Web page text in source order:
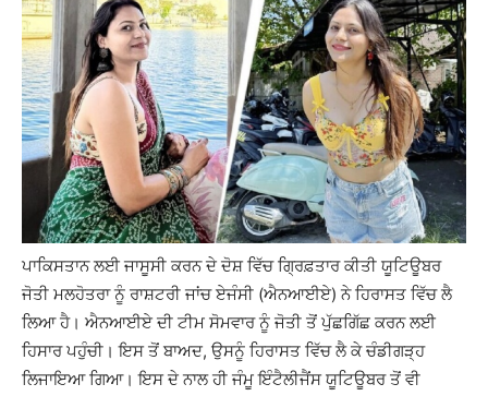
ਪਾਕਿਸਤਾਨ ਲਈ ਜਾਸੂਸੀ ਕਰਨ ਦੇ ਦੋਸ਼ ਵਿੱਚ ਗ੍ਰਿਫ਼ਤਾਰ ਕੀਤੀ ਯੂਟਿਊਬਰ
ਜੋਤੀ ਮਲਹੋਤਰਾ ਨੂੰ ਰਾਸ਼ਟਰੀ ਜਾਂਚ ਏਜੰਸੀ (ਐਨਆਈਏ) ਨੇ ਹਿਰਾਸਤ ਵਿੱਚ ਲੈ
ਲਿਆ ਹੈ। ਐਨਆਈਏ ਦੀ ਟੀਮ ਸੋਮਵਾਰ ਨੂੰ ਜੋਤੀ ਤੋਂ ਪੁੱਛਗਿੱਛ ਕਰਨ ਲਈ
ਹਿਸਾਰ ਪਹੁੰਚੀ। ਇਸ ਤੋਂ ਬਾਅਦ, ਉਸਨੂੰ ਹਿਰਾਸਤ ਵਿੱਚ ਲੈ ਕੇ ਚੰਡੀਗੜ੍ਹ
ਲਿਜਾਇਆ ਗਿਆ। ਇਸ ਦੇ ਨਾਲ ਹੀ ਜੰਮੂ ਇੰਟੈਲੀਜੈਂਸ ਯੂਟਿਊਬਰ ਤੋਂ ਵੀ